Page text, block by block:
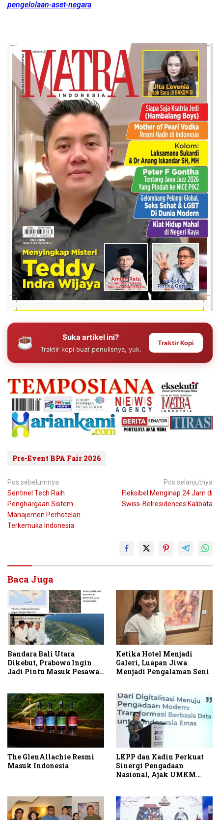
pengelolaan-aset-negara
Suka artikel ini?
Traktir kopi buat penulisnya, yuk.
Traktir Kopi
Pre-Event BPA Fair 2026
Navigasi
pos
Pos sebelumnya
Sentinel Tech Raih
Penghargaan Sistem
Manajemen Perhotelan
Terkemuka Indonesia
Pos selanjutnya
Fleksibel Menginap 24 Jam di
Swiss-Belresidences Kalibata
Baca Juga
Bandara Bali Utara
Dikebut, Prabowo Ingin
Jadi Pintu Masuk Pesawat
Ketika Hotel Menjadi
Galeri, Luapan Jiwa
Menjadi Pengalaman Seni
The GlenAllachie Resmi
Masuk Indonesia
LKPP dan Kadin Perkuat
Sinergi Pengadaan
Nasional, Ajak UMKM